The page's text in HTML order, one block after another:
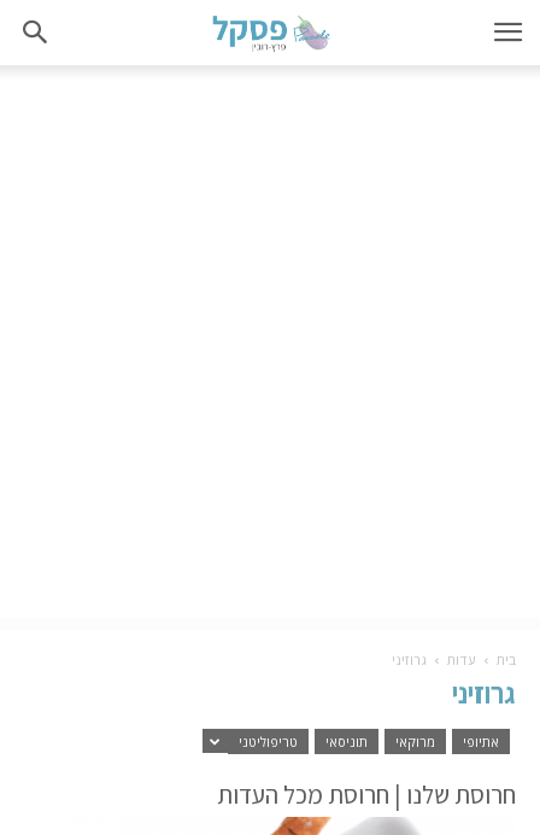
בית עדות גרוזיני
גרוזיני
אתיופי מרוקאי תוניסאי טריפוליטני
חרוסת שלנו | חרוסת מכל העדות